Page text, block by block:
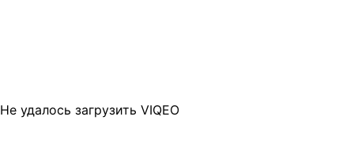
Не удалось загрузить VIQEO